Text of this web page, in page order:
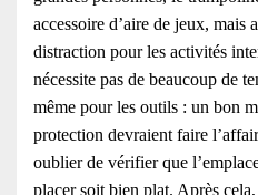
accessoire d’aire de jeux, mais
distraction pour les activités
nécessite pas de beaucoup de
même pour les outils : un bon
protection devraient faire
oublier de vérifier que
placer soit bien plat. Après